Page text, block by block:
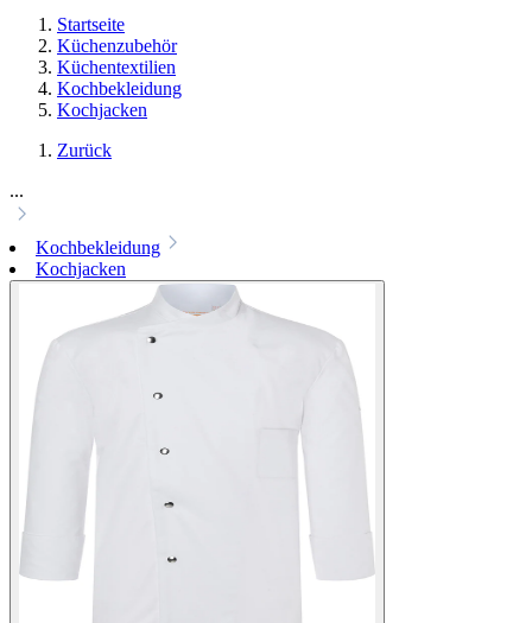
Startseite
Küchenzubehör
Küchentextilien
Kochbekleidung
Kochjacken
Zurück
...
Kochbekleidung
Kochjacken